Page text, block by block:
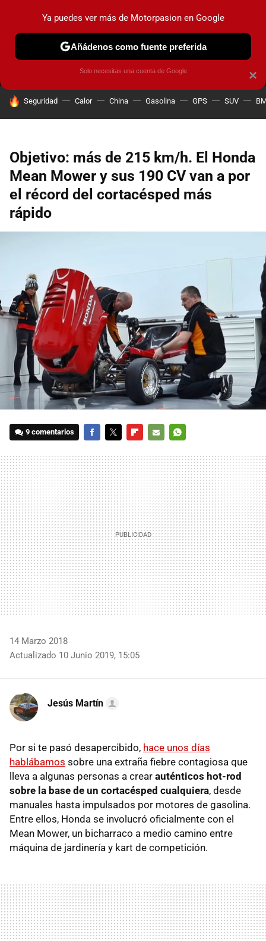
MENÚ NUEVO
COCHES ELÉCTRICOS OBSERVATORIO
HOY SE HABLA DE
Seguridad Calor China Gasolina GPS SUV
Objetivo: más de 215 km/h. El Honda
Mean Mower y sus 190 CV van a por
el récord del cortacésped más
rápido
9 comentarios
MAIL
14 Marzo 2018
Actualizado 10 Junio 2019, 15:05
Jesús Martín
Por si te pasó desapercibido, hace unos días
hablábamos sobre una extraña fiebre contagiosa que
lleva a algunas personas a crear auténticos hot-rod
sobre la base de un cortacésped cualquiera, desde
manuales hasta impulsados por motores de gasolina.
Entre ellos, Honda se involucró oficialmente con el
Mean Mower, un bicharraco a medio camino entre
máquina de jardinería y kart de competición.
×
Ya puedes ver más de Motorpasion en Google
Añádenos como fuente preferida
Solo necesitas una cuenta de Google